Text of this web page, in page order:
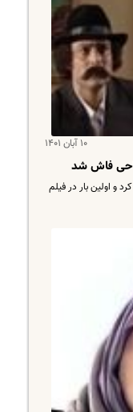
۱۰ آبان ۱۴۰۱
فاش شد
و اولین بار در فیلم